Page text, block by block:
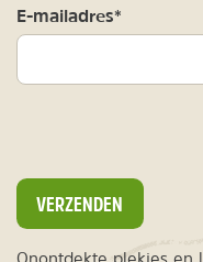
E-mailadres*
VERZENDEN
Onontdekte plekjes en